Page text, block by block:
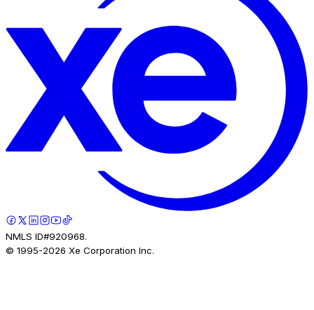
NMLS ID#920968.
© 1995-2026 Xe Corporation Inc.